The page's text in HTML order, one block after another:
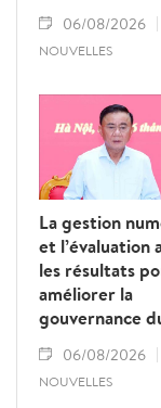
06/08/2026
NOUVELLES
La gestion
et l’évaluation
les résultats
améliorer la
gouvernance
06/08/2026
NOUVELLES